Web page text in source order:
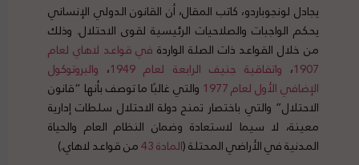
يجادل لونجوباردو، كاتب المقال، أن القانون الدولي الإنساني
يحكم الواجبات والصلاحيات الرئيسية لقوى الاحتلال. وذلك
من خلال القواعد ذات الصلة الواردة في قواعد لاهاي لعام
1907، واتفاقية جنيف الرابعة لعام 1949 ، والبروتوكول
الإضافي الأول لعام 1977
والتي غالبًا ما توصف بأنها “قانون
الاحتلال” والتي باختصار تمنح دولة الاحتلال سلطات إدارية
معينة، لا سيما لاستعادة وضمان النظام العام والحياة
المدنية في الأراضي المحتلة (المادة 43
من قواعد لاهاي.)